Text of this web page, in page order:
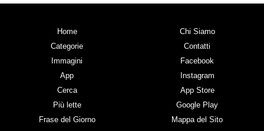
Home
Categorie
Immagini
App
Cerca
Più lette
Frase del Giorno
Chi Siamo
Contatti
Facebook
Instagram
App Store
Google Play
Mappa del Sito